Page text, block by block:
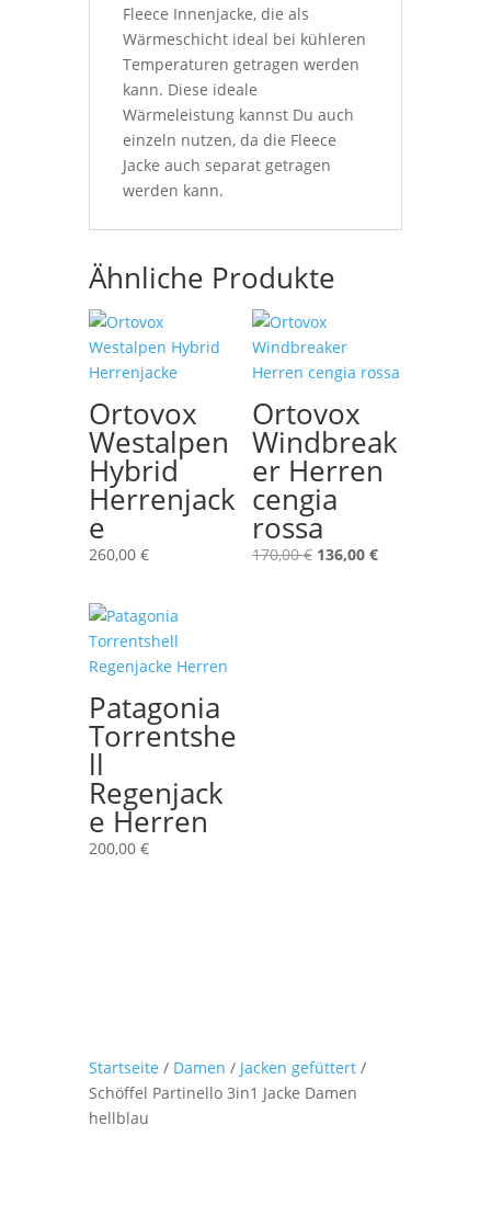
Fleece Innenjacke, die als
Wärmeschicht ideal bei kühleren
Temperaturen getragen werden
kann. Diese ideale
Wärmeleistung kannst Du auch
einzeln nutzen, da die Fleece
Jacke auch separat getragen
werden kann.
Ähnliche Produkte
Ortovox
Westalpen
Hybrid
Herrenjack
e
260,00 €
Ortovox
Windbreak
er Herren
cengia
rossa
170,00€ Ursprünglicher
136,00 €Aktueller
Patagonia
Torrentshe
ll
Regenjack
e Herren
200,00 €
Startseite / Damen / Jacken gefüttert/
Schöffel Partinello 3in1 Jacke Damen
hellblau